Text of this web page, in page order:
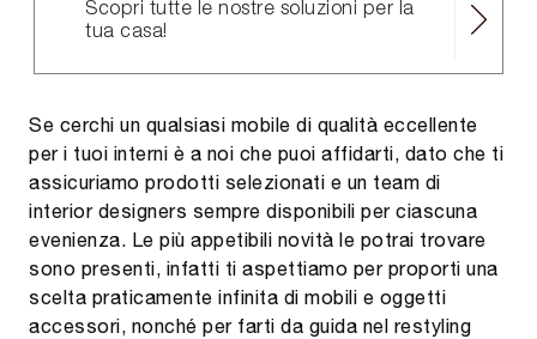
Scopri tutte le nostre soluzioni per la
tua casa!
Se cerchi un qualsiasi mobile di qualità eccellente
per i tuoi interni è a noi che puoi affidarti, dato che ti
assicuriamo prodotti selezionati e un team di
interior designers sempre disponibili per ciascuna
evenienza. Le più appetibili novità le potrai trovare
sono presenti, infatti ti aspettiamo per proporti una
scelta praticamente infinita di mobili e oggetti
accessori, nonché per farti da guida nel restyling